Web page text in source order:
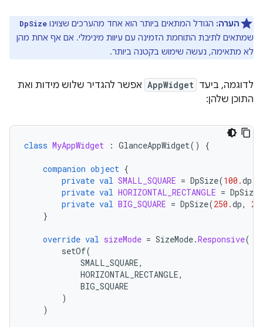
הערה: הגודל המתאים ביותר הוא אחד מהערכים שצוינו DpSize
שמתאים לתיבת התוחמת הזמינה עם עיוות מינימלי. אם אף אחת מהן
לא מתאימה, נעשה שימוש בקטנה ביותר.
לדוגמה, ביעד AppWidget אפשר להגדיר שלוש מידות ואת
התוכן שלהן:
class MyAppWidget : GlanceAppWidget() {
companion object {
private val SMALL_SQUARE = DpSize(100.dp
private val HORIZONTAL_RECTANGLE = DpSize
private val BIG_SQUARE = DpSize(250.dp,
}
override val sizeMode = SizeMode.Responsive(
setOf(
SMALL_SQUARE,
HORIZONTAL_RECTANGLE,
BIG_SQUARE
)
)